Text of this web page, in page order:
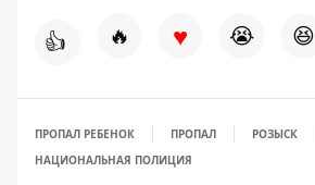
👍 🔥 ♥ 😭 😆
ПРОПАЛ РЕБЕНОК ПРОПАЛ РОЗЫСК
НАЦИОНАЛЬНАЯ ПОЛИЦИЯ